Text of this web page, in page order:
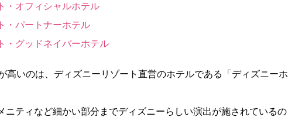
・オフィシャルホテル
・パートナーホテル
・グッドネイバーホテル
高いのは、ディズニーリゾート直営のホテルである「ディズニーホ
ニティなど細かい部分までディズニーらしい演出が施されているの